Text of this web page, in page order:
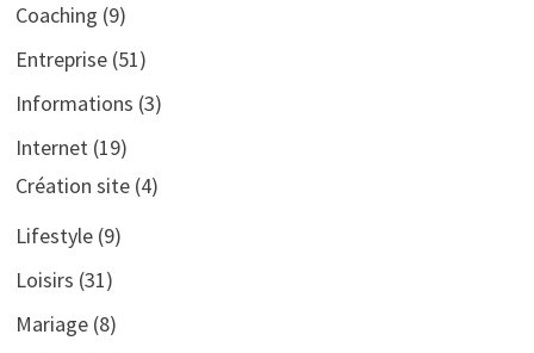
Coaching (9)
Entreprise(51)
Informations (3)
Internet(19)
Création site(4)
Lifestyle(9)
Loisirs (31)
Mariage(8)